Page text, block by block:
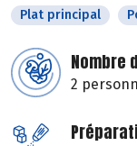
Plat principal
Nombre
2